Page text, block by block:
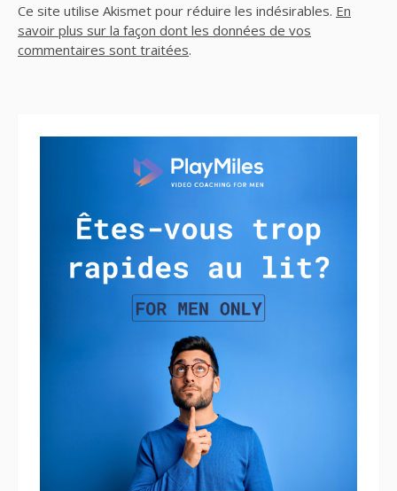
Ce site utilise Akismet pour réduire les indésirables. En
savoir plus sur la façon dont les données de vos
commentaires sont traitées.